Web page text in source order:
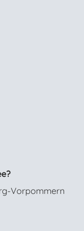
Vorpommern